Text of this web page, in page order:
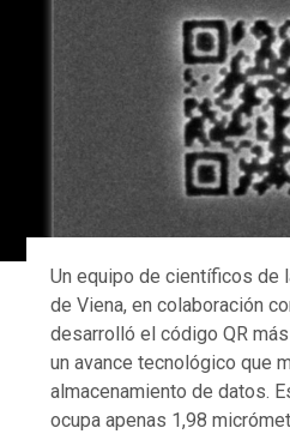
Un equipo de científicos de
de Viena, en colaboración
desarrolló el código QR
un avance tecnológico que
almacenamiento de datos.
ocupa apenas 1,98